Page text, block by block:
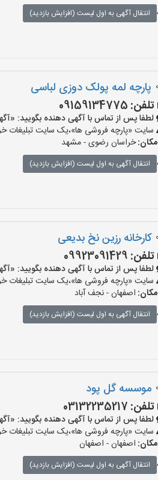
انتقال آگهی به اول لیست (افزایش بازدید)
پارچه لمه پولک دوزی لباسی
تلفن: 09159134775
لطفا پس از تماس با آگهی دهنده بگویید: «آگهی شما
سایت «پارچه فروشی ها»،یک سایت تبلیغات
مکان:خراسان رضوی - مشهد
انتقال آگهی به اول لیست (افزایش بازدید)
کارخانه رزین نخ بدیعی
تلفن: 09923091429
لطفا پس از تماس با آگهی دهنده بگویید: «آگهی
سایت «پارچه فروشی ها»،یک سایت تبلیغات
مکان: اصفهان - نجف‌ آباد
انتقال آگهی به اول لیست (افزایش بازدید)
موسسه گل پود
تلفن: 03132235217
لطفا پس از تماس با آگهی دهنده بگویید: «آگهی
سایت «پارچه فروشی ها»،یک سایت تبلیغات
مکان: اصفهان - اصفهان
انتقال آگهی به اول لیست (افزایش بازدید)